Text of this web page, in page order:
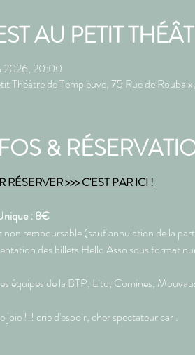
AU PETIT
2026, 20:00
Théâtre de Templeuve, 75 Rue de
&
RÉSERVER >>> C'EST PAR ICI !
: 8€
non remboursable (sauf annulation de la
des billets Hello Asso sous format
équipes de la BTP, Lito, Comines,
joie !!! crie d'espoir, cher spectateur car :